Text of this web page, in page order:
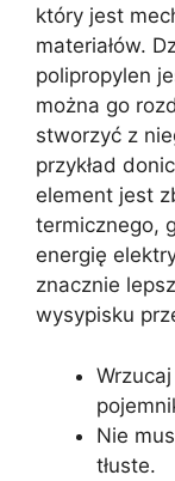
który jest
materiałów.
polipropylen
można go
stworzyć z
przykład
element jest
termicznego,
energię
znacznie
wysypisku
Nie
tłuste.